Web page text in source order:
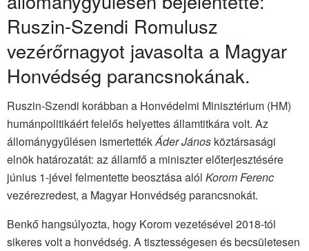
Ruszin-Szendi Romulusz
vezérőrnagyot javasolta a Magyar
Honvédség parancsnokának.
Ruszin-Szendi korábban a Honvédelmi Minisztérium (HM)
humánpolitikáért felelős helyettes államtitkára volt. Az
állománygyűlésen ismertettékÁder János köztársasági
elnök határozatát: az államfő a miniszter előterjesztésére
június 1-jével felmentette beosztása alól Korom Ferenc
vezérezredest, a Magyar Honvédség parancsnokát.
Benkő hangsúlyozta, hogy Korom vezetésével 2018-tól
sikeres volt a honvédség. A tisztességesen és becsületesen